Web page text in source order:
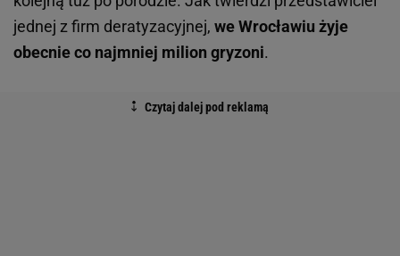
jednej z firm deratyzacyjnej, we Wrocławiu żyje
obecnie co najmniej milion gryzoni.